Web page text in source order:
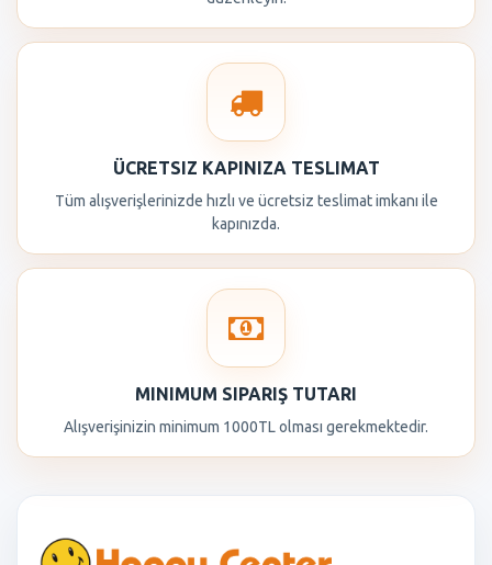
ÜCRETSIZ KAPINIZA TESLIMAT
Tüm alışverişlerinizde hızlı ve ücretsiz teslimat imkanı ile
kapınızda.
MINIMUM SIPARIŞ TUTARI
Alışverişinizin minimum 1000TL olması gerekmektedir.